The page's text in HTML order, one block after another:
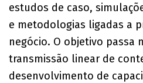
estudos de caso,
e metodologias ligadas a
negócio. O objetivo passa
transmissão linear de
desenvolvimento de